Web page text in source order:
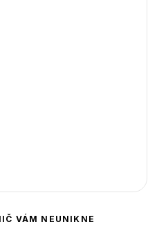
VÁM NEUNIKNE